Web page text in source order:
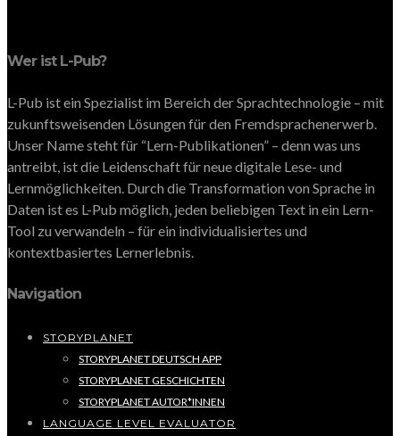
Wer ist L-Pub?
L-Pub ist ein Spezialist im Bereich der Sprachtechnologie – mit
zukunftsweisenden Lösungen für den Fremdsprachenerwerb.
Unser Name steht für “Lern-Publikationen” – denn was uns
antreibt, ist die Leidenschaft für neue digitale Lese- und
Lernmöglichkeiten. Durch die Transformation von Sprache in
Daten ist es L-Pub möglich, jeden beliebigen Text in ein Lern-
Tool zu verwandeln – für ein individualisiertes und
kontextbasiertes Lernerlebnis.
Navigation
STORYPLANET
STORYPLANET DEUTSCH APP
STORYPLANET GESCHICHTEN
STORYPLANET AUTOR*INNEN
LANGUAGE LEVEL EVALUATOR